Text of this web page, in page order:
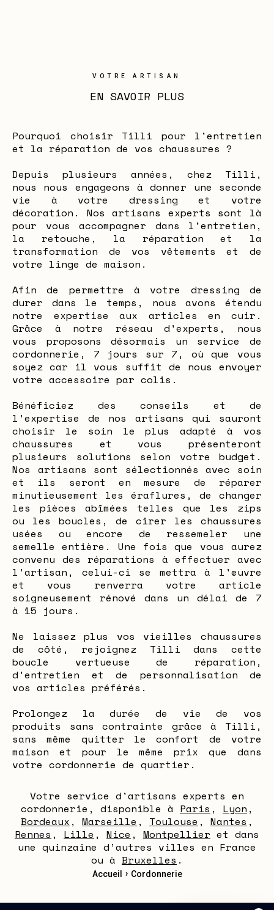
VOTRE ARTISAN
EN SAVOIR PLUS
Pourquoi choisir Tilli pour l'entretien
et la réparation de vos chaussures ?
Depuis plusieurs années, chez Tilli,
nous nous engageons à donner une seconde
vie à votre dressing et votre
décoration. Nos artisans experts sont là
pour vous accompagner dans l'entretien,
la retouche, la réparation et la
transformation de vos vêtements et de
votre linge de maison.
Afin de permettre à votre dressing de
durer dans le temps, nous avons étendu
notre expertise aux articles en cuir.
Grâce à notre réseau d'experts, nous
vous proposons désormais un service de
cordonnerie, 7 jours sur 7, où que vous
soyez car il vous suffit de nous envoyer
votre accessoire par colis.
Bénéficiez des conseils et de
l'expertise de nos artisans qui sauront
choisir le soin le plus adapté à vos
chaussures et vous présenteront
plusieurs solutions selon votre budget.
Nos artisans sont sélectionnés avec soin
et ils seront en mesure de réparer
minutieusement les éraflures, de changer
les pièces abîmées telles que les zips
ou les boucles, de cirer les chaussures
usées ou encore de ressemeler une
semelle entière. Une fois que vous aurez
convenu des réparations à effectuer avec
l'artisan, celui-ci se mettra à l'œuvre
et vous renverra votre article
soigneusement rénové dans un délai de 7
à 15 jours.
Ne laissez plus vos vieilles chaussures
de côté, rejoignez Tilli dans cette
boucle vertueuse de réparation,
d'entretien et de personnalisation de
vos articles préférés.
Prolongez la durée de vie de vos
produits sans contrainte grâce à Tilli,
sans même quitter le confort de votre
maison et pour le même prix que dans
votre cordonnerie de quartier.
Votre service d'artisans experts en
cordonnerie, disponible à Paris , Lyon ,
Bordeaux , Marseille , Toulouse , Nantes ,
Rennes , Lille , Nice , Montpellier et dans
une quinzaine d’autres villes en France
ou à Bruxelles .
Accueil › Cordonnerie